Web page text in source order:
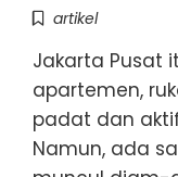
artikel
Jakarta Pusat
apartemen,
padat dan
Namun, ada